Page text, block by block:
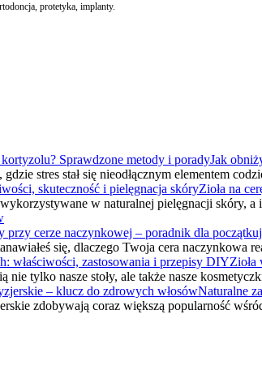
protetyka, implanty.
Jak
stres stał się nieodłącznym elementem
Zioła na
w naturalnej pielęgnacji skóry,
się, dlaczego Twoja cera naczynkowa
Zioła
nie tylko nasze stoły, ale także nasze
Naturalne
zdobywają coraz większą popularność